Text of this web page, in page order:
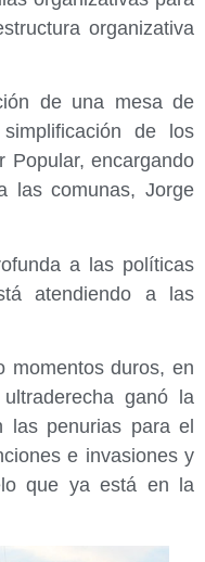
organizativa
de una mesa de
de los
Popular, encargando
las comunas, Jorge
a las políticas
atendiendo a las
momentos duros, en
ganó la
las penurias para el
e invasiones y
que ya está en la